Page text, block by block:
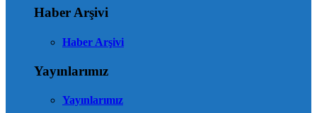
Haber Arşivi
Haber Arşivi
Yayınlarımız
Yayınlarımız